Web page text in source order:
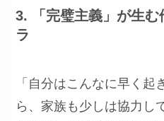
3. 「完璧主義」が生
ラ
「自分はこんなに早く
ら、家族も少しは協力し